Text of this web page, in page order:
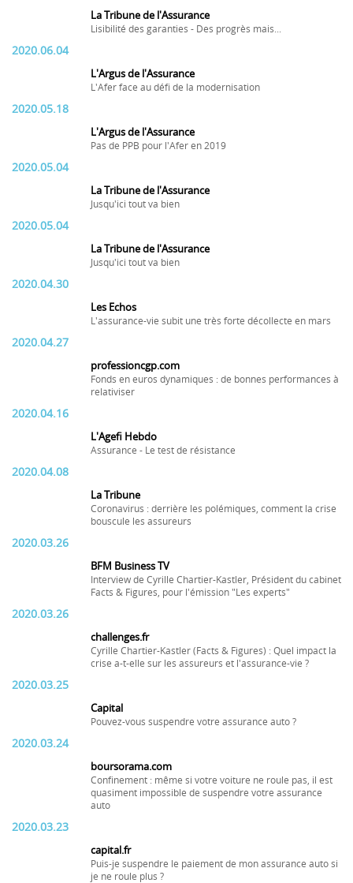
La Tribune de l'Assurance
Lisibilité des garanties - Des progrès mais...
2020.06.04
L'Argus de l'Assurance
L'Afer face au défi de la modernisation
2020.05.18
L'Argus de l'Assurance
Pas de PPB pour l'Afer en 2019
2020.05.04
La Tribune de l'Assurance
Jusqu'ici tout va bien
2020.05.04
La Tribune de l'Assurance
Jusqu'ici tout va bien
2020.04.30
Les Echos
L'assurance-vie subit une très forte décollecte en mars
2020.04.27
professioncgp.com
Fonds en euros dynamiques : de bonnes performances à
relativiser
2020.04.16
L'Agefi Hebdo
Assurance - Le test de résistance
2020.04.08
La Tribune
Coronavirus : derrière les polémiques, comment la crise
bouscule les assureurs
2020.03.26
BFM Business TV
Interview de Cyrille Chartier-Kastler, Président du cabinet
Facts & Figures, pour l'émission "Les experts"
2020.03.26
challenges.fr
Cyrille Chartier-Kastler (Facts & Figures) : Quel impact la
crise a-t-elle sur les assureurs et l'assurance-vie ?
2020.03.25
Capital
Pouvez-vous suspendre votre assurance auto ?
2020.03.24
boursorama.com
Confinement : même si votre voiture ne roule pas, il est
quasiment impossible de suspendre votre assurance
auto
2020.03.23
capital.fr
Puis-je suspendre le paiement de mon assurance auto si
je ne roule plus ?